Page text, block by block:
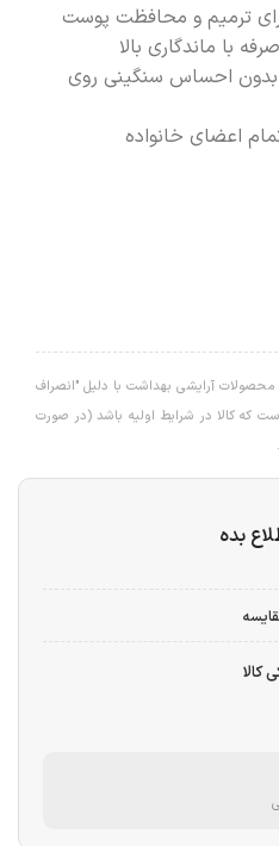
احساس سنگینی روی
اعضای خانواده
آرایشی بهداشت با دلیل "انصراف
که کالا در شرایط اولیه باشد (در صورت
بده
کالا